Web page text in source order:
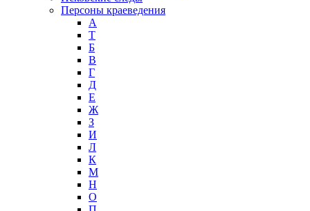
Персоны краеведения
А
T
Б
В
Г
Д
Е
Ж
З
И
Л
К
М
Н
О